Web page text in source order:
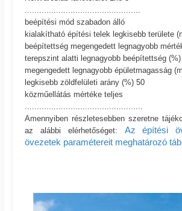
beépítési mód szabadon álló
kialakítható építési telek legkisebb területe
beépítettség megengedett legnagyobb
terepszint alatti legnagyobb beépítettség
megengedett legnagyobb épületmagasság
legkisebb zöldfelületi arány (%) 50
közműellátás mértéke teljes
Amennyiben részletesebben szeretne
az alábbi elérhetőséget: Az építési
övezetek paramétereit meghatározó